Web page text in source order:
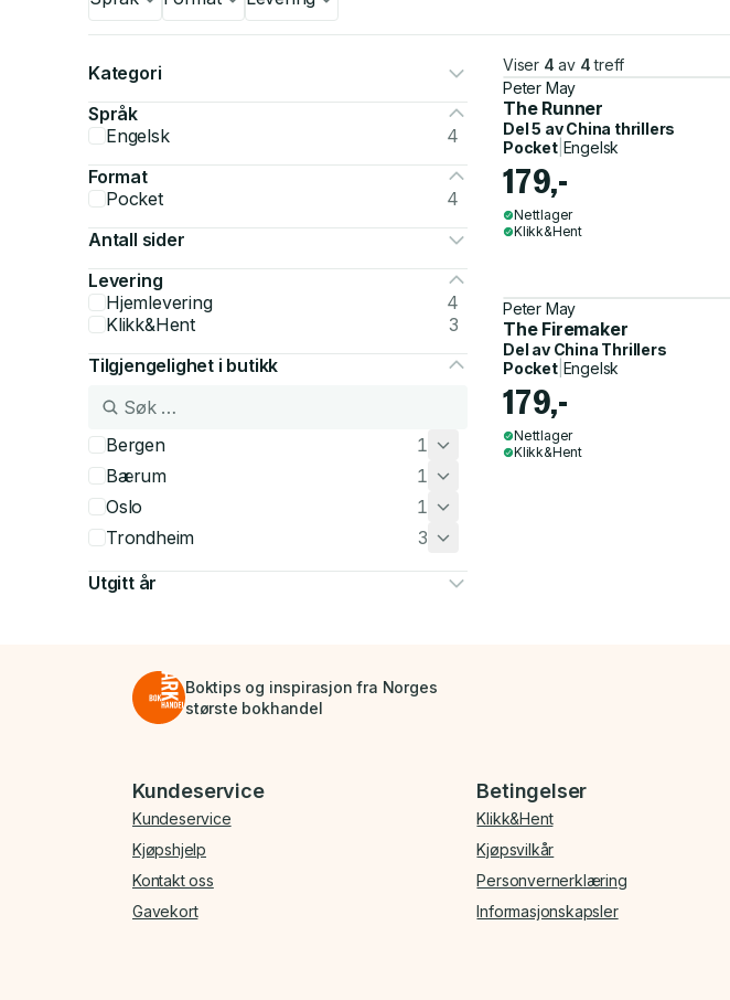
Kategori
Språk
Engelsk
4
Format
Pocket
4
Antall sider
Levering
Hjemlevering
4
Klikk&Hent
3
Tilgjengelighet i butikk
Bergen
1
Bærum
1
Oslo
1
Trondheim
3
Utgitt år
Viser 4 av 4 treff
Peter May
The Runner
Del 5 avChina thrillers
Pocket| Engelsk
179,-
Nettlager
Klikk&Hent
Peter May
The Firemaker
Del av China Thrillers
Pocket| Engelsk
179,-
Nettlager
Klikk&Hent
Boktips og inspirasjon fra Norges
største bokhandel
Bunnmeny
Kundeservice
Kundeservice
Kjøpshjelp
Kontakt oss
Gavekort
Betingelser
Klikk&Hent
Kjøpsvilkår
Personvernerklæring
Informasjonskapsler